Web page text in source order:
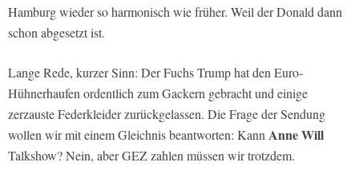
Hamburg wieder so harmonisch wie früher. Weil der Donald dann
schon abgesetzt ist.
Lange Rede, kurzer Sinn: Der Fuchs Trump hat den Euro-
Hühnerhaufen ordentlich zum Gackern gebracht und einige
zerzauste Federkleider zurückgelassen. Die Frage der Sendung
wollen wir mit einem Gleichnis beantworten: Kann Anne Will
Talkshow? Nein, aber GEZ zahlen müssen wir trotzdem.